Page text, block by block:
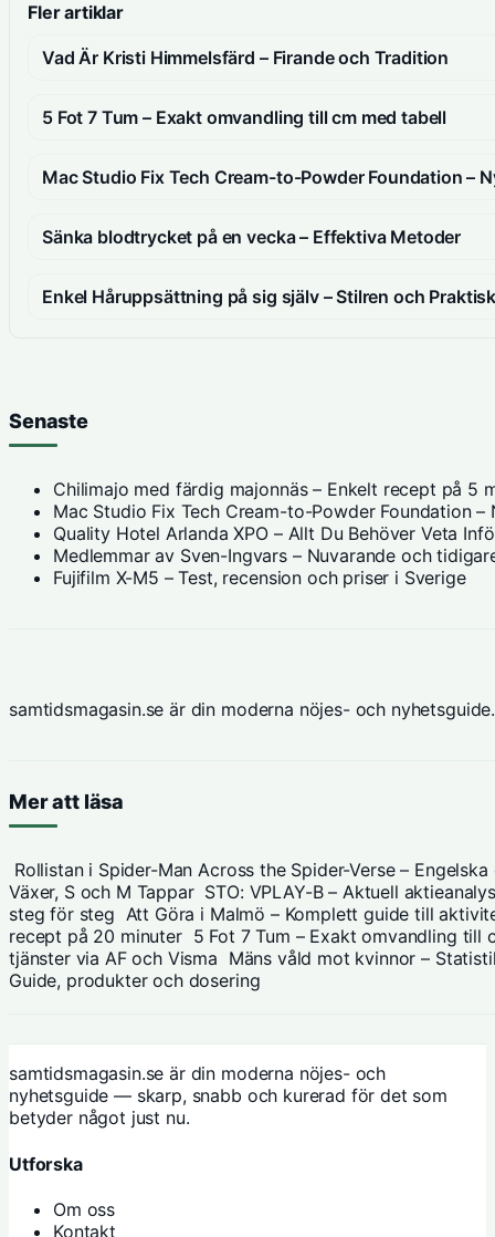
Fler artiklar
Vad Är Kristi Himmelsfärd – Firande och Tradition
5 Fot 7 Tum – Exakt omvandling till cm med tabell
Mac Studio Fix Tech Cream-to-Powder Foundation –
Sänka blodtrycket på en vecka – Effektiva Metoder
Enkel Håruppsättning på sig själv – Stilren och
Senaste
Chilimajo med färdig majonnäs – Enkelt recept på 5
Mac Studio Fix Tech Cream-to-Powder Foundation
Quality Hotel Arlanda XPO – Allt Du Behöver Veta
Medlemmar av Sven-Ingvars – Nuvarande och
Fujifilm X-M5 – Test, recension och priser i Sverige
samtidsmagasin.se är din moderna nöjes- och
Mer att läsa
Rollistan i Spider-Man Across the Spider-Verse –
Växer, S och M Tappar STO: VPLAY-B – Aktuell
steg för steg Att Göra i Malmö – Komplett guide till
recept på 20 minuter 5 Fot 7 Tum – Exakt omvandling till
tjänster via AF och Visma Mäns våld mot kvinnor –
Guide, produkter och dosering
samtidsmagasin.se är din moderna nöjes- och
nyhetsguide — skarp, snabb och kurerad för det som
betyder något just nu.
Utforska
Om oss
Kontakt